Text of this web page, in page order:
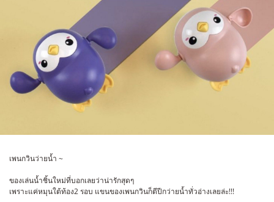
เพนกวินว่ายน้ำ ~
ของเล่นน้ำชิ้นใหม่ที่บอกเลยว่าน่ารักสุดๆ
เพราะแค่หมุนใต้ท้อง2 รอบ แขนของเพนกวินก็ตีปีกว่ายน้ำทั่วอ่างเลยล่ะ!!!